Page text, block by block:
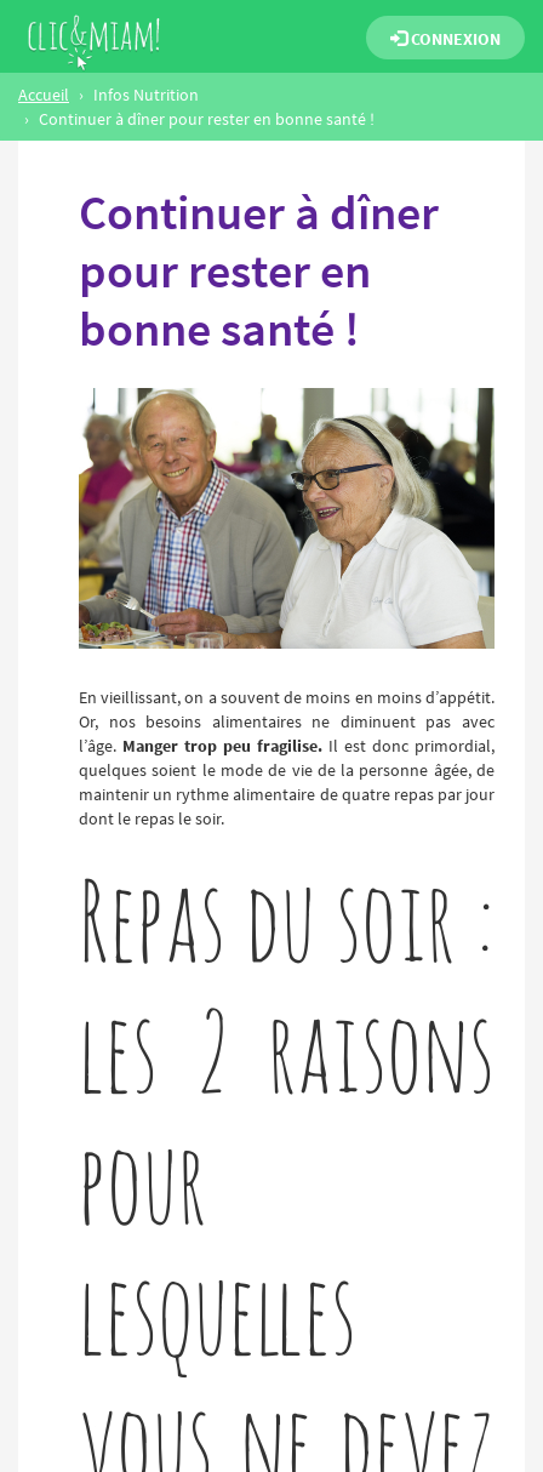
CONNEXION
Accueil
Infos Nutrition
Continuer à dîner pour rester en bonne santé !
Continuer à dîner
pour rester en
bonne santé !
En vieillissant, on a souvent de moins en moins d’appétit.
Or, nos besoins alimentaires ne diminuent pas avec
l’âge. Manger trop peu fragilise. Il est donc primordial,
quelques soient le mode de vie de la personne âgée, de
maintenir un rythme alimentaire de quatre repas par jour
dont le repas le soir.
Repas du soir :
les 2 raisons
pour
lesquelles
vous ne devez